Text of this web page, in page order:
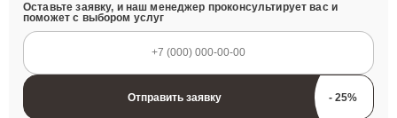
Оставьте заявку, и наш менеджер проконсультирует вас и
поможет с выбором услуг
Отправить заявку